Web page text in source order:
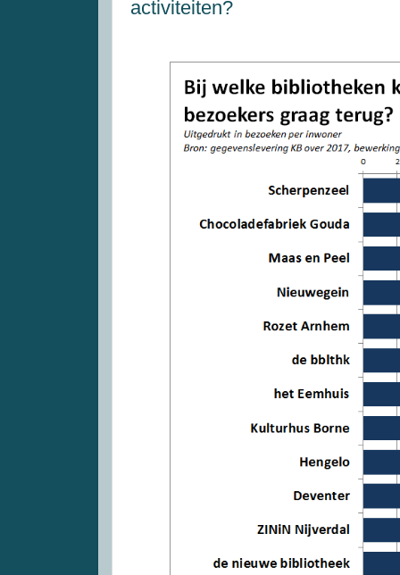
activiteiten?